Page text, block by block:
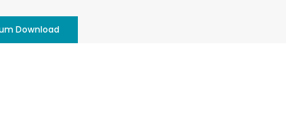
Download